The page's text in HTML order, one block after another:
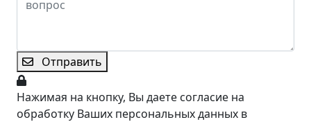
Отправить
Нажимая на кнопку, Вы даете согласие на
обработку Ваших персональных данных в